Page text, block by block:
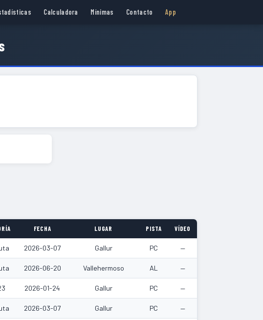
Calculadora Mínimas Contacto App
FECHA LUGAR PISTA VÍDEO
2026-03-07 Gallur PC —
2026-06-20 Vallehermoso AL —
2026-01-24 Gallur PC —
2026-03-07 Gallur PC —